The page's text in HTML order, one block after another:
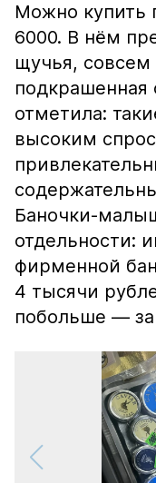
Можно купить
6000. В нём
щучья, совсем
подкрашенная
отметила:
высоким
Баночки-
отдельности:
фирменной
4 тысячи
побольше — за